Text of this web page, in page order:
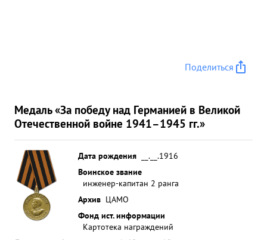
Несмотря на большой объем работ и недостаток
состав, провел ремонт механизмов в течение двух
месяцев с хорошим результатом, что полностью
Зимой 1942/43 гг. тов. НАЙМАН непосредственно
сам руководи работой заводских бригад и
систематически перевыполнял намеченные
планы. ...»
Поделиться
Медаль «За победу над Германией в Великой
Отечественной войне 1941–1945 гг.»
Дата рождения
__.__.1916
Воинское звание
инженер-капитан 2 ранга
Архив ЦАМО
Фонд ист. информации
Картотека награждений